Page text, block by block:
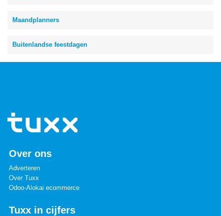
Maandplanners
Buitenlandse feestdagen
Over ons
Adverteren
Over Tuxx
Odoo-Alokai ecommerce
Tuxx in cijfers